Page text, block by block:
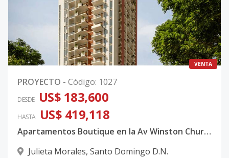
VENTA
PROYECTO - Código: 1027
DESDE US$ 183,600
HASTA US$ 419,118
Apartamentos Boutique en la Av Winston Churchill
Julieta Morales, Santo Domingo D.N.